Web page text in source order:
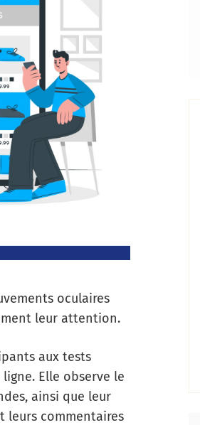
oculaires
leur attention.
aux tests
Elle observe le
ainsi que leur
leurs commentaires